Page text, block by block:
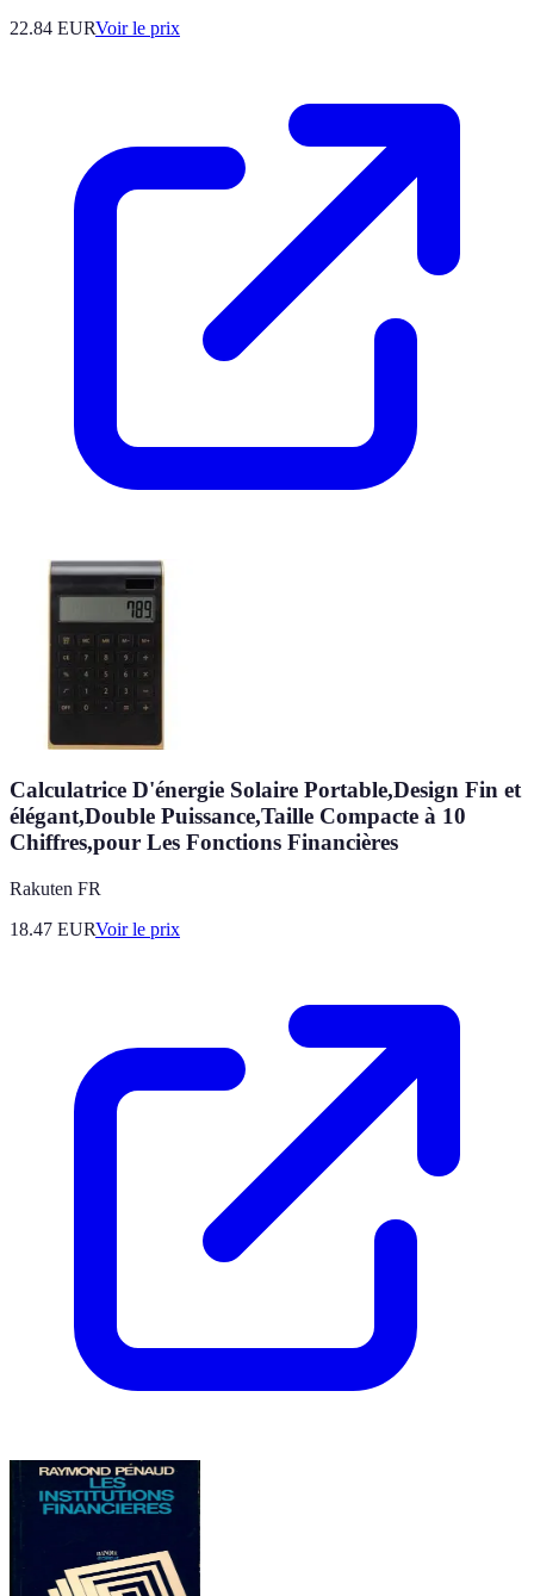
22.84 EURVoir le prix
Calculatrice D'énergie Solaire Portable,Design Fin et
élégant,Double Puissance,Taille Compacte à 10
Chiffres,pour Les Fonctions Financières
Rakuten FR
18.47 EURVoir le prix